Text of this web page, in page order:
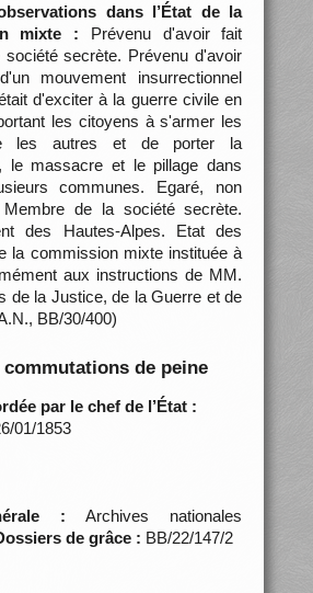
dans l’État de la
mixte : Prévenu d'avoir fait
société secrète. Prévenu d'avoir
mouvement insurrectionnel
d'exciter à la guerre civile en
les citoyens à s'armer les
les autres et de porter la
le massacre et le pillage dans
communes. Egaré, non
Membre de la société secrète.
des Hautes-Alpes. Etat des
la commission mixte instituée à
aux instructions de MM.
de la Justice, de la Guerre et de
BB/30/400)
commutations de peine
par le chef de l’État :
01/1853
: Archives nationales
de grâce : BB/22/147/2